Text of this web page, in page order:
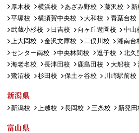
厚木校 横浜校 あざみ野校 藤沢校 新
平塚校
横須賀中央校 大和校 青葉台校
武蔵小杉校
日吉校 向ヶ丘遊園校 中山
上大岡校
金沢文庫校 二俣川校 湘南台
センター南校
中央林間校 逗子校 北久
海老名校
長津田校 鹿島田校 大船校
鷺沼校
杉田校 保土ヶ谷校 川崎駅前校
新潟県
新潟校 上越校 長岡校 三条校 新発田
富山県